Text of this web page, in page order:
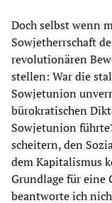
Doch selbst wenn
Sowjetherrschaft
revolutionären
stellen: War die
Sowjetunion
bürokratischen
Sowjetunion
scheitern, den
dem Kapitalismus
Grundlage für eine
beantworte ich